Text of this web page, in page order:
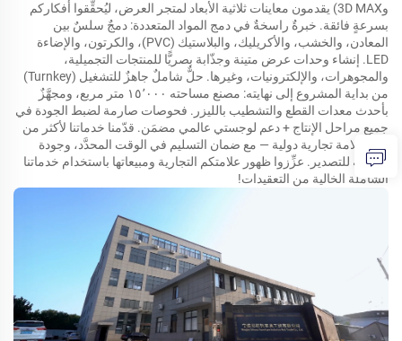
و3D MAX) يقدمون معاينات ثلاثية الأبعاد لمتجر العرض، ليُحقِّقوا أفكاركم
بسرعةٍ فائقة. خبرةٌ راسخةٌ في دمج المواد المتعددة: دمجٌ سلسٌ بين
المعادن، والخشب، والأكريليك، والبلاستيك (PVC)، والكرتون، والإضاءة
LED. إنشاء وحدات عرض متينة وجذّابة بصريًّا للمنتجات التجميلية،
والمجوهرات، والإلكترونيات، وغيرها. حلٌّ شاملٌ جاهزٌ للتشغيل (Turnkey)
من بداية المشروع إلى نهايته: مصنع مساحته ١٥٬٠٠٠ متر مربع، ومجهَّزٌ
بأحدث معدات القطع والتشطيب بالليزر. فحوصات صارمة لضبط الجودة في
جميع مراحل الإنتاج + دعم لوجستي عالمي مضمَن. قدّمنا خدماتنا لأكثر من
٥٠٠ علامة تجارية دولية — مع ضمان التسليم في الوقت المحدَّد، وجودة
مناسبة للتصدير. عزِّزوا ظهور علامتكم التجارية ومبيعاتها باستخدام خدماتنا
الشاملة الخالية من التعقيدات!